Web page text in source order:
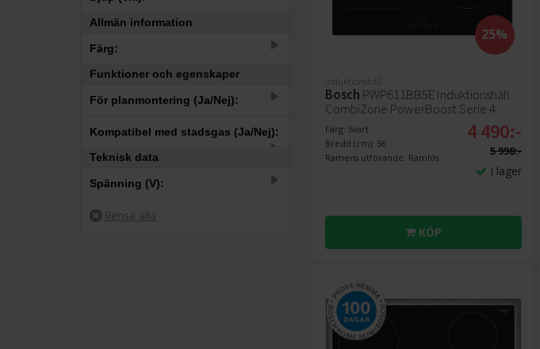
–
30.6
Allmän information
Färg:
Svart
Vit 1
Funktioner och egenskaper
För planmontering (Ja/Nej):
Ja 3
Nej
Kompatibel med stadsgas (Ja/Nej):
Ja
Nej
Teknisk data
Spänning (V):
230
25%
Induktionshäll
Bosch PWP611BB5E Induktionshäll
CombiZone PowerBoost Serie 4
Färg: Svart
Bredd (cm): 56
Ramens utförande: Ramlös
4 490:-
5 998:-
I lager
KÖP